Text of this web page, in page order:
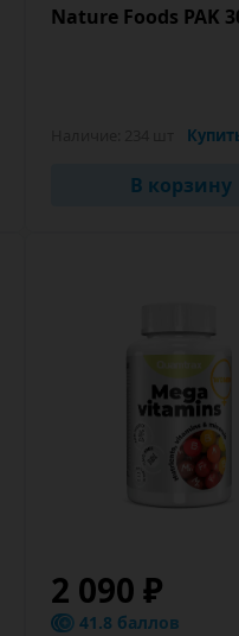
Nature Foods PAK
В корзину
2 090 ₽
41.8 баллов